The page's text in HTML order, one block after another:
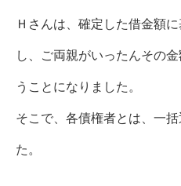
Ｈさんは、確定した借金額
し、ご両親がいったんその
うことになりました。
そこで、各債権者とは、一
た。